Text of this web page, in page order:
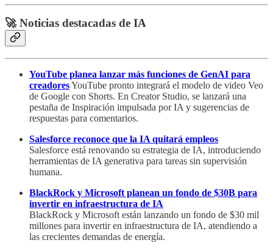
🚀 Noticias destacadas de IA
YouTube planea lanzar más funciones de GenAI para
creadoresYouTube pronto integrará el modelo de video Veo
de Google con Shorts. En Creator Studio, se lanzará una
pestaña de Inspiración impulsada por IA y sugerencias de
respuestas para comentarios.
Salesforce reconoce que la IA quitará empleos
Salesforce está renovando su estrategia de IA, introduciendo
herramientas de IA generativa para tareas sin supervisión
humana.
BlackRock y Microsoft planean un fondo de $30B para
invertir en infraestructura de IA
BlackRock y Microsoft están lanzando un fondo de $30 mil
millones para invertir en infraestructura de IA, atendiendo a
las crecientes demandas de energía.